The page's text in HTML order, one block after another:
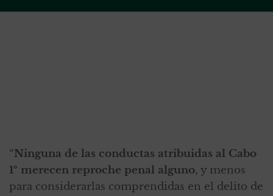
“Ninguna de las conductas atribuidas al Cabo
1º merecen reproche penal alguno, y menos
para considerarlas comprendidas en el delito de